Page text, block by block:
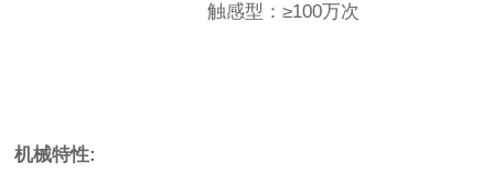
触感型：≥100万次
机械特性: